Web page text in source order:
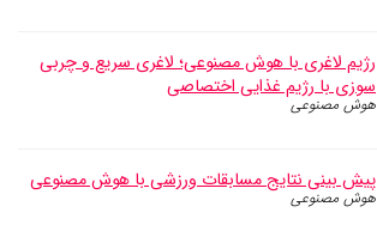
رژیم لاغری با هوش مصنوعی؛ لاغری سریع و چربی
سوزی با رژیم غذایی اختصاصی
هوش مصنوعی
پیش بینی نتایج مسابقات ورزشی با هوش مصنوعی
هوش مصنوعی